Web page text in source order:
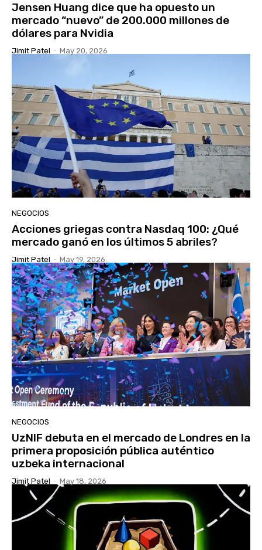
Jensen Huang dice que ha opuesto un
mercado “nuevo” de 200.000 millones de
dólares para Nvidia
Jimit Patel - May 20, 2026
NEGOCIOS
Acciones griegas contra Nasdaq 100: ¿Qué
mercado ganó en los últimos 5 abriles?
Jimit Patel - May 19, 2026
NEGOCIOS
UzNIF debuta en el mercado de Londres en la
primera proposición pública auténtico
uzbeka internacional
Jimit Patel - May 18, 2026